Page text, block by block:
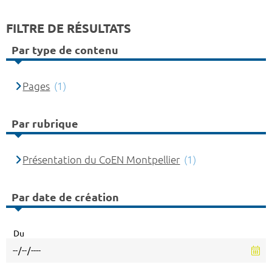
FILTRE DE RÉSULTATS
Par type de contenu
Pages (1)
Par rubrique
Présentation du CoEN Montpellier (1)
Par date de création
Du